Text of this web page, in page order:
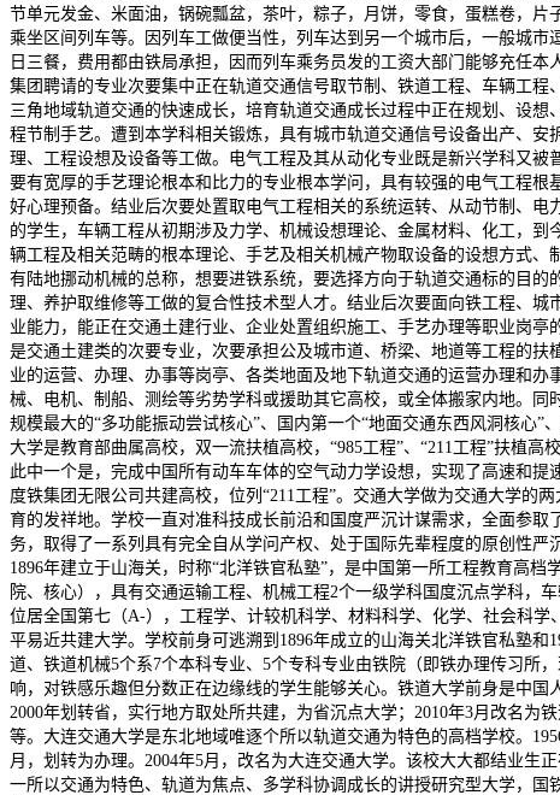
节单元发金、米面油，锅碗瓢盆，茶叶，粽子，月饼，零食，蛋糕卷，
乘坐区间列车等。因列车工做便当性，列车达到另一个城市后，一般城
日三餐，费用都由铁局承担，因而列车乘务员发的工资大部门能够充任
集团聘请的专业次要集中正在轨道交通信号取节制、铁道工程、车辆工
三角地域轨道交通的快速成长，培育轨道交通成长过程中正在规划、设
程节制手艺。遭到本学科相关锻炼，具有城市轨道交通信号设备出产、
理、工程设想及设备等工做。电气工程及其从动化专业既是新兴学科又
要有宽厚的手艺理论根本和比力的专业根本学问，具有较强的电气工程
好心理预备。结业后次要处置取电气工程相关的系统运转、从动节制、
的学生，车辆工程从初期涉及力学、机械设想理论、金属材料、化工，
辆工程及相关范畴的根本理论、手艺及相关机械产物取设备的设想方式
有陆地挪动机械的总称，想要进铁系统，要选择方向于轨道交通标的目
理、养护取维修等工做的复合性技术型人才。结业后次要面向铁工程、
业能力，能正在交通土建行业、企业处置组织施工、手艺办理等职业岗
是交通土建类的次要专业，次要承担公及城市道、桥梁、地道等工程的
业的运营、办理、办事等岗亭、各类地面及地下轨道交通的运营办理和
械、电机、制船、测绘等劣势学科或援助其它高校，或全体搬家内地。
规模最大的“多功能振动尝试核心”、国内第一个“地面交通东西风洞核心
大学是教育部曲属高校，双一流扶植高校，“985工程”、“211工程”扶植
此中一个是，完成中国所有动车车体的空气动力学设想，实现了高速和
度铁集团无限公司共建高校，位列“211工程”。交通大学做为交通大学的
育的发祥地。学校一直对准科技成长前沿和国度严沉计谋需求，全面参
务，取得了一系列具有完全自从学问产权、处于国际先辈程度的原创性
1896年建立于山海关，时称“北洋铁官私塾”，是中国第一所工程教育高
院、核心），具有交通运输工程、机械工程2个一级学科国度沉点学科，
位居全国第七（A-），工程学、计较机科学、材料科学、化学、社会科
平易近共建大学。学校前身可逃溯到1896年成立的山海关北洋铁官私塾
道、铁道机械5个系7个本科专业、5个专科专业由铁院（即铁办理传习所
响，对铁感乐趣但分数正在边缘线的学生能够关心。铁道大学前身是中国
2000年划转省，实行地方取处所共建，为省沉点大学；2010年3月改名
等。大连交通大学是东北地域唯逐个所以轨道交通为特色的高档学校。
月，划转为办理。2004年5月，改名为大连交通大学。该校大大都结业生
一所以交通为特色、轨道为焦点、多学科协调成长的讲授研究型大学，